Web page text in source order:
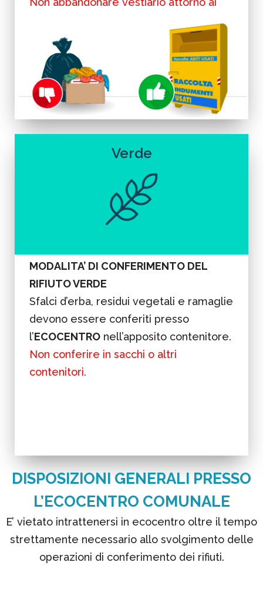
Verde
MODALITA’ DI CONFERIMENTO DEL
RIFIUTO VERDE
Sfalci d’erba, residui vegetali e ramaglie
devono essere conferiti presso
l’ECOCENTRO nell’apposito contenitore.
Non conferire in sacchi o altri
contenitori.
DISPOSIZIONI GENERALI PRESSO
L’ECOCENTRO COMUNALE
E’ vietato intrattenersi in ecocentro oltre il tempo
strettamente necessario allo svolgimento delle
operazioni di conferimento dei rifiuti.